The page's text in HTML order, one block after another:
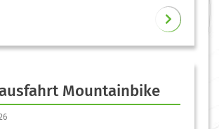
Mountainbike